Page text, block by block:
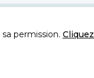
permission.